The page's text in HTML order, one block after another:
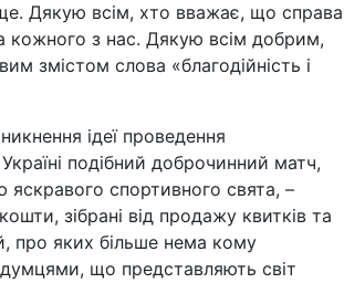
Дякую всім, хто вважає, що справа
кожного з нас. Дякую всім добрим,
змістом слова «благодійність і
ідеї проведення
подібний доброчинний матч,
яскравого спортивного свята, –
зібрані від продажу квитків та
про яких більше нема кому
що представляють світ